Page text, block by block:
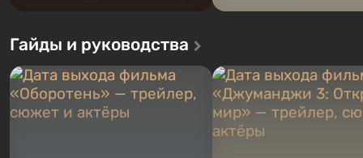
Гайды и руководства